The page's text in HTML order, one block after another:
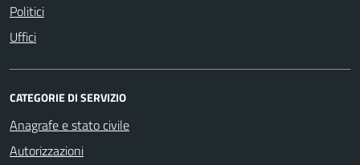
Politici
Uffici
CATEGORIE DI SERVIZIO
Anagrafe e stato civile
Autorizzazioni